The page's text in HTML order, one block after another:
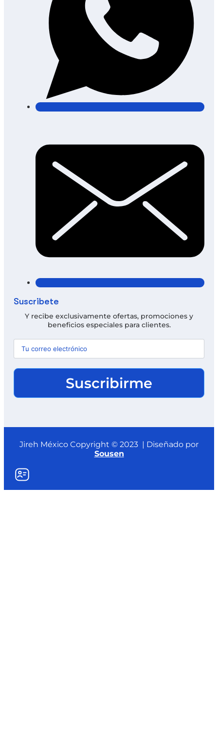
Suscríbete
Y recibe exclusivamente ofertas, promociones y
beneficios especiales para clientes.
Suscribirme
Jireh México Copyright © 2023 | Diseñado por
Sousen